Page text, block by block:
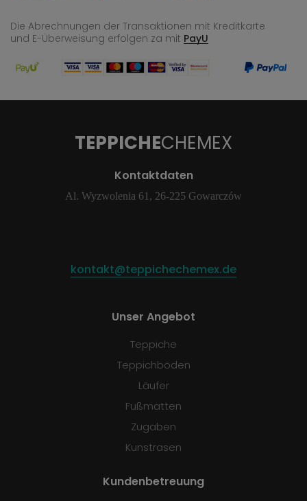
Die Abrechnungen der Transaktionen mit Kreditkarte
und E-Überweisung erfolgen za mit PayU
TEPPICHECHEMEX
Kontaktdaten
Al. Wyzwolenia 61, 26-225 Gowarczów
kontakt@teppichechemex.de
Unser Angebot
Teppiche
Teppichböden
Läufer
Fußmatten
Zugaben
Kunstrasen
Kundenbetreuung